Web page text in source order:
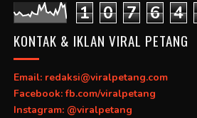
1 0 7 6 4
KONTAK & IKLAN VIRAL PETANG
Email: redaksi@viralpetang.com
Facebook: fb.com/viralpetang
Instagram: @viralpetang